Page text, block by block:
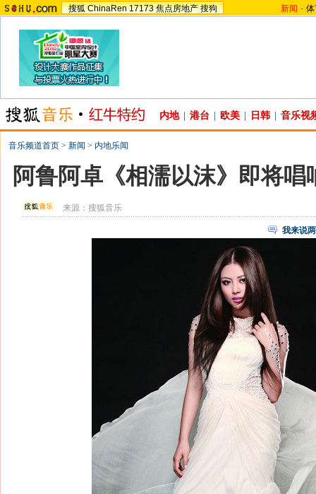
搜狐 ChinaRen 17173 焦点房地产 搜狗 新闻 -
内地 港台 欧美 日韩 音乐视
音乐频道首页 > 新闻 > 内地乐闻
阿鲁阿卓《相濡以沫》即将唱
来源：搜狐音乐
我来说